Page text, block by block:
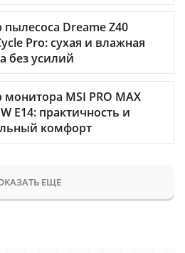
пылесоса Dreame Z40
Pro: сухая и влажная
без усилий
монитора MSI PRO MAX
E14: практичность и
комфорт
ЕЩЕ